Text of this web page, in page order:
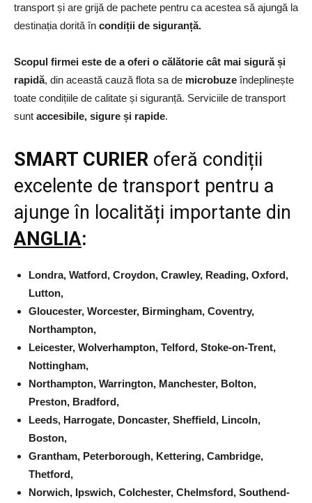
transport și are grijă de pachete pentru ca acestea să ajungă la
destinația dorită în condiții de siguranță.
Scopul firmei este de a oferi o călătorie cât mai sigură și
rapidă, din această cauză flota sa de microbuze îndeplinește
toate condițiile de calitate și siguranță. Serviciile de transport
sunt accesibile, sigure și rapide.
SMART CURIER oferă condiții
excelente de transport pentru a
ajunge în localități importante din
ANGLIA:
Londra, Watford, Croydon, Crawley, Reading, Oxford,
Lutton,
Gloucester, Worcester, Birmingham, Coventry,
Northampton,
Leicester, Wolverhampton, Telford, Stoke-on-Trent,
Nottingham,
Northampton, Warrington, Manchester, Bolton,
Preston, Bradford,
Leeds, Harrogate, Doncaster, Sheffield, Lincoln,
Boston,
Grantham, Peterborough, Kettering, Cambridge,
Thetford,
Norwich, Ipswich, Colchester, Chelmsford, Southend-